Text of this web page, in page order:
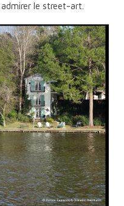
le street-art.